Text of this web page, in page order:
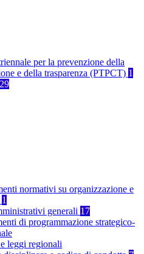
per la prevenzione della
e della trasparenza (PTPCT) 1
29
normativi su organizzazione e
1
generali 17
di programmazione strategico-
leggi regionali